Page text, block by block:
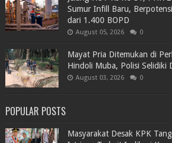
Sumur Infill Baru,
dari 1.400 BOPD
August 05, 2026 0
Mayat Pria Ditemukan di
Hindoli Muba, Polisi Selidiki
August 03, 2026 0
POPULAR POSTS
Masyarakat Desak KPK